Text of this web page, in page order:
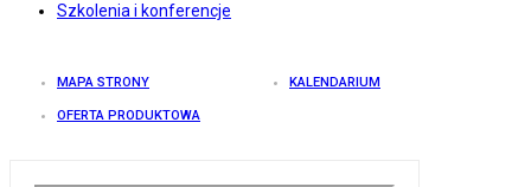
Szkolenia i konferencje
MAPA STRONY KALENDARIUM
OFERTA PRODUKTOWA